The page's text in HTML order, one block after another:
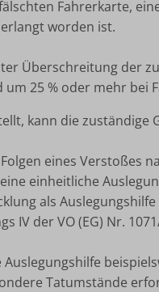
Fahrerkarte,
worden ist.
Überschreitung der
um 25 % oder mehr bei
kann die
eines Verstoßes
einheitliche
als
IV der VO (EG) Nr.
Tatumstände